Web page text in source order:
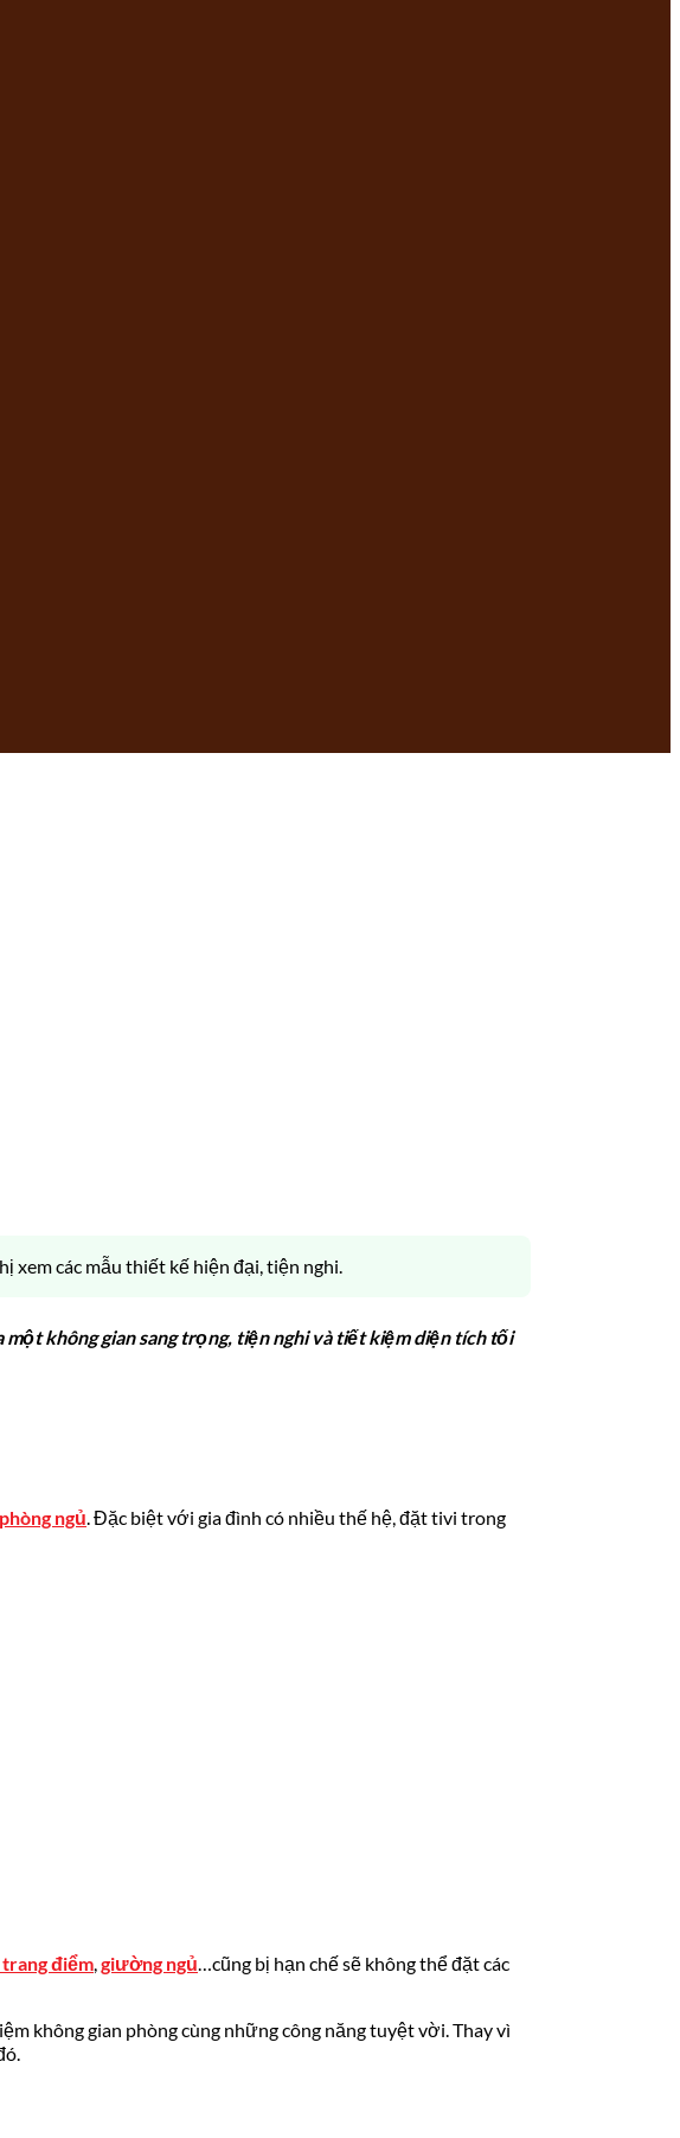
xem các mẫu thiết kế hiện đại, tiện nghi.
không gian sang trọng, tiện nghi và tiết kiệm diện tích tối
ngủ. Đặc biệt với gia đình có nhiều thế hệ, đặt tivi trong
trang điểm,giường ngủ…cũng bị hạn chế sẽ không thể đặt các
không gian phòng cùng những công năng tuyệt vời. Thay vì